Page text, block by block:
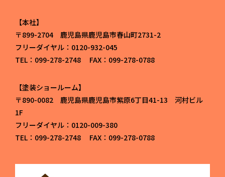
本社
〒899-2704 鹿児島県鹿児島市春山町2731-2
フリーダイヤル：0120-932-045
TEL：099-278-2748 FAX：099-278-0788
塗装ショールーム
〒890-0082 鹿児島県鹿児島市紫原6丁目41-13 河村ビル
1F
フリーダイヤル：0120-009-380
TEL：099-278-2748 FAX：099-278-0788